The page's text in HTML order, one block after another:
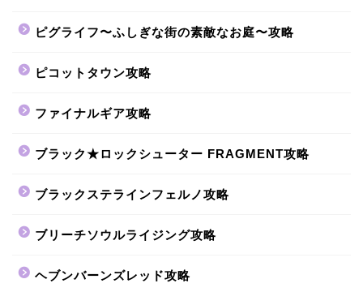
ピグライフ〜ふしぎな街の素敵なお庭〜攻略
ピコットタウン攻略
ファイナルギア攻略
ブラック★ロックシューター FRAGMENT攻略
ブラックステラインフェルノ攻略
ブリーチソウルライジング攻略
ヘブンバーンズレッド攻略